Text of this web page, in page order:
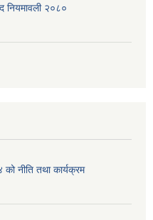
नियमावली २०८०
नीति तथा कार्यक्रम